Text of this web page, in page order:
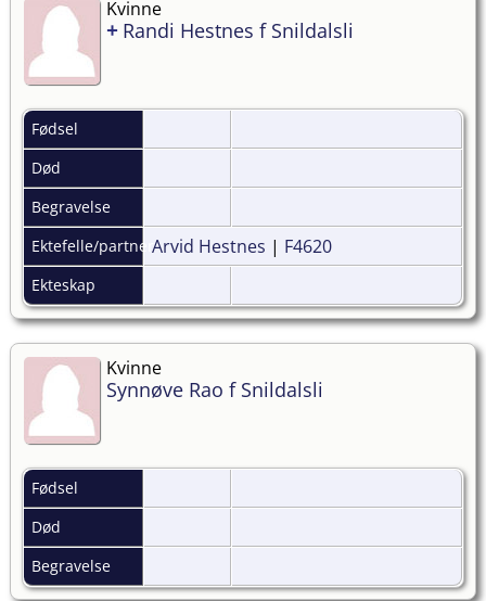
Kvinne
+ Randi Hestnes f Snildalsli
Fødsel
Død
Begravelse
Ektefelle/partnerArvid Hestnes | F4620
Ekteskap
Kvinne
Synnøve Rao f Snildalsli
Fødsel
Død
Begravelse